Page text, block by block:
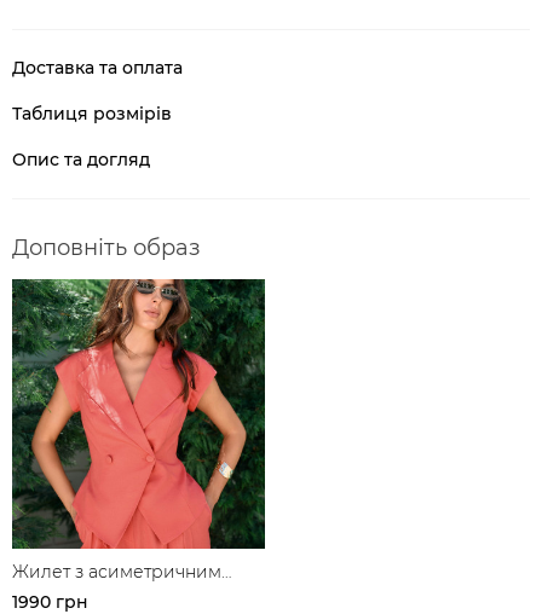
Доставка та оплата
Таблиця розмірів
Опис та догляд
Доповніть образ
Жилет з асиметричним
запахом з льону
1990 грн